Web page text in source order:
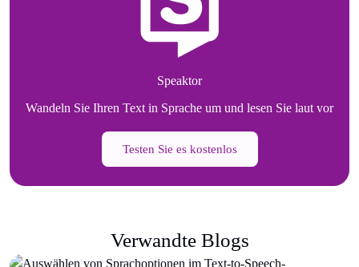
Speaktor
Wandeln Sie Ihren Text in Sprache um und lesen Sie laut vor
Testen Sie es kostenlos
Verwandte Blogs